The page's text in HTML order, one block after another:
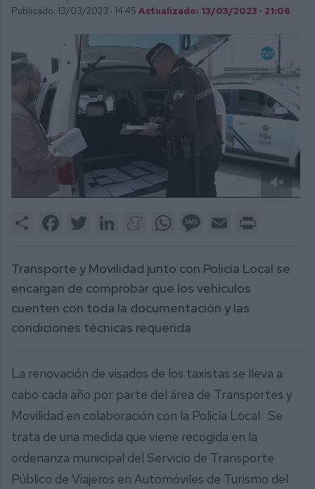
Publicado: 13/03/2023 · 14:45 Actualizado: 13/03/2023 · 21:06
1
Share FacebookTwitter LinkedInMeneameWhatsAppMessage
Email
Transporte y Movilidad junto con Policía Local se
encargan de comprobar que los vehículos
cuenten con toda la documentación y las
condiciones técnicas requerida
La renovación de visados de los taxistas se lleva a
cabo cada año por parte del área de Transportes y
Movilidad en colaboración con la Policía Local. Se
trata de una medida que viene recogida en la
ordenanza municipal del Servicio de Transporte
Público de Viajeros en Automóviles de Turismo del